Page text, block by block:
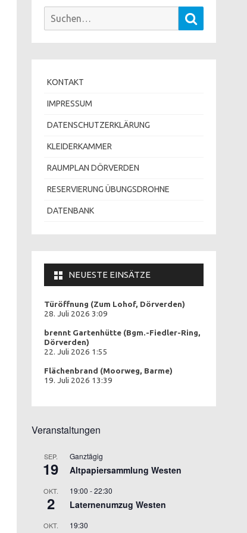
Suchen
KONTAKT
IMPRESSUM
DATENSCHUTZERKLÄRUNG
KLEIDERKAMMER
RAUMPLAN DÖRVERDEN
RESERVIERUNG ÜBUNGSDROHNE
DATENBANK
NEUESTE EINSÄTZE
Türöffnung (Zum Lohof, Dörverden)
28. Juli 2026 3:09
brennt Gartenhütte (Bgm.-Fiedler-Ring,
Dörverden)
22. Juli 2026 1:55
Flächenbrand (Moorweg, Barme)
19. Juli 2026 13:39
Veranstaltungen
SEP.
19
Ganztägig
Altpapiersammlung Westen
OKT.
2
19:00 -22:30
Laternenumzug Westen
OKT. 19:30